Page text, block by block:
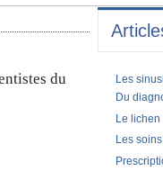
du
Les
Du
Le lichen
Les